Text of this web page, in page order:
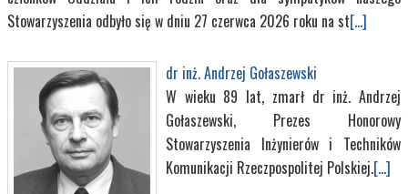
Stowarzyszenia odbyło się w dniu 27 czerwca 2026 roku na st[...]
dr inż. Andrzej Gołaszewski
W wieku 89 lat, zmarł dr inż. Andrzej
Gołaszewski, Prezes Honorowy
Stowarzyszenia Inżynierów i Techników
Komunikacji Rzeczpospolitej Polskiej.[...]